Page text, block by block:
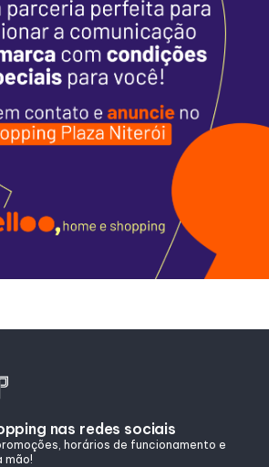
nas redes sociais
horários de funcionamento e
mão!